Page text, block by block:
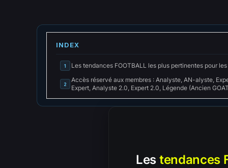
INDEX
1 Les tendances FOOTBALL les plus pertinentes pour
2
Accès réservé aux membres : Analyste, AN-alyste,
Expert, Analyste 2.0, Expert 2.0, Légende (Ancien
Les tendances